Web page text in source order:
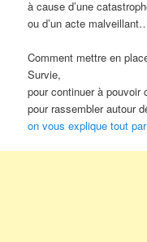
à cause d’une
ou d’un acte
Comment mettre en
Survie,
pour continuer à pouvoir
pour rassembler autour
on vous explique tout